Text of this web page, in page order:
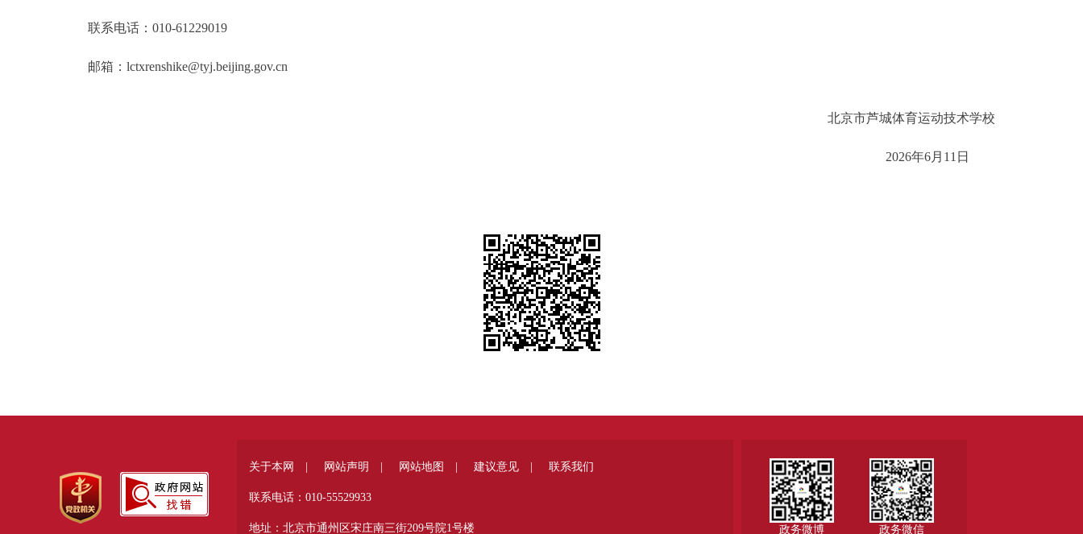
联系电话：010-61229019
邮箱：lctxrenshike@tyj.beijing.gov.cn
北京市芦城体育运动技术学校
2026年6月11日
关于本网 | 网站声明 | 网站地图 | 建议意见 | 联系我们
联系电话：010-55529933
地址：北京市通州区宋庄南三街209号院1号楼 政务微博 政务微信